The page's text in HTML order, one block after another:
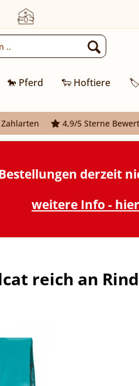
🐎 Pferd 🐑 Hoftiere 🏷️
4,9/5 Sterne
derzeit
weitere Info -
reich an